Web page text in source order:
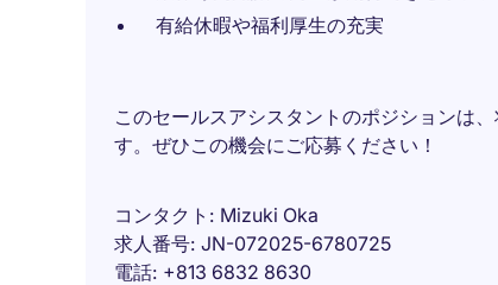
有給休暇や福利厚生の充実
このセールスアシスタントのポジションは
す。ぜひこの機会にご応募ください！
コンタクト
Mizuki Oka
求人番号 JN-072025-6780725
電話 +813 6832 8630